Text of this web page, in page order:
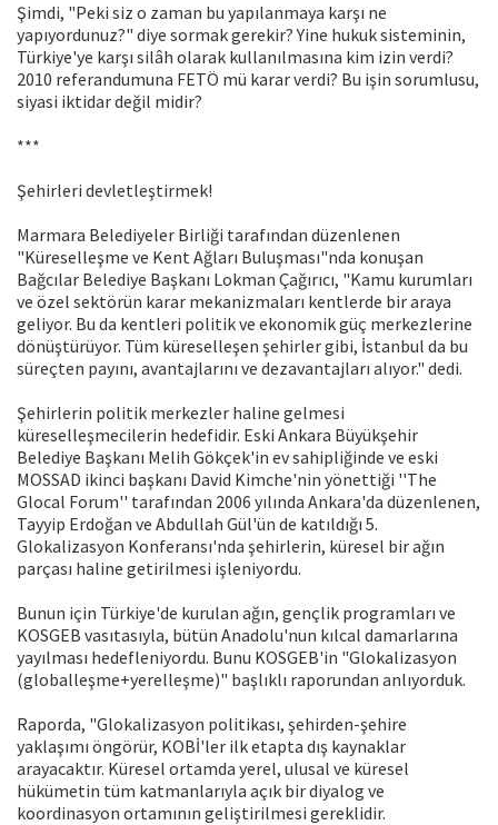
Şimdi, "Peki siz o zaman bu yapılanmaya karşı ne
yapıyordunuz?" diye sormak gerekir? Yine hukuk sisteminin,
Türkiye'ye karşı silâh olarak kullanılmasına kim izin verdi?
2010 referandumuna FETÖ mü karar verdi? Bu işin sorumlusu,
siyasi iktidar değil midir?
***
Şehirleri devletleştirmek!
Marmara Belediyeler Birliği tarafından düzenlenen
"Küreselleşme ve Kent Ağları Buluşması"nda konuşan
Bağcılar Belediye Başkanı Lokman Çağırıcı, "Kamu kurumları
ve özel sektörün karar mekanizmaları kentlerde bir araya
geliyor. Bu da kentleri politik ve ekonomik güç merkezlerine
dönüştürüyor. Tüm küreselleşen şehirler gibi, İstanbul da bu
süreçten payını, avantajlarını ve dezavantajları alıyor." dedi.
Şehirlerin politik merkezler haline gelmesi
küreselleşmecilerin hedefidir. Eski Ankara Büyükşehir
Belediye Başkanı Melih Gökçek'in ev sahipliğinde ve eski
MOSSAD ikinci başkanı David Kimche'nin yönettiği ''The
Glocal Forum'' tarafından 2006 yılında Ankara'da düzenlenen,
Tayyip Erdoğan ve Abdullah Gül'ün de katıldığı 5.
Glokalizasyon Konferansı'nda şehirlerin, küresel bir ağın
parçası haline getirilmesi işleniyordu.
Bunun için Türkiye'de kurulan ağın, gençlik programları ve
KOSGEB vasıtasıyla, bütün Anadolu'nun kılcal damarlarına
yayılması hedefleniyordu. Bunu KOSGEB'in "Glokalizasyon
(globalleşme+yerelleşme)" başlıklı raporundan anlıyorduk.
Raporda, "Glokalizasyon politikası, şehirden-şehire
yaklaşımı öngörür, KOBİ'ler ilk etapta dış kaynaklar
arayacaktır. Küresel ortamda yerel, ulusal ve küresel
hükümetin tüm katmanlarıyla açık bir diyalog ve
koordinasyon ortamının geliştirilmesi gereklidir.